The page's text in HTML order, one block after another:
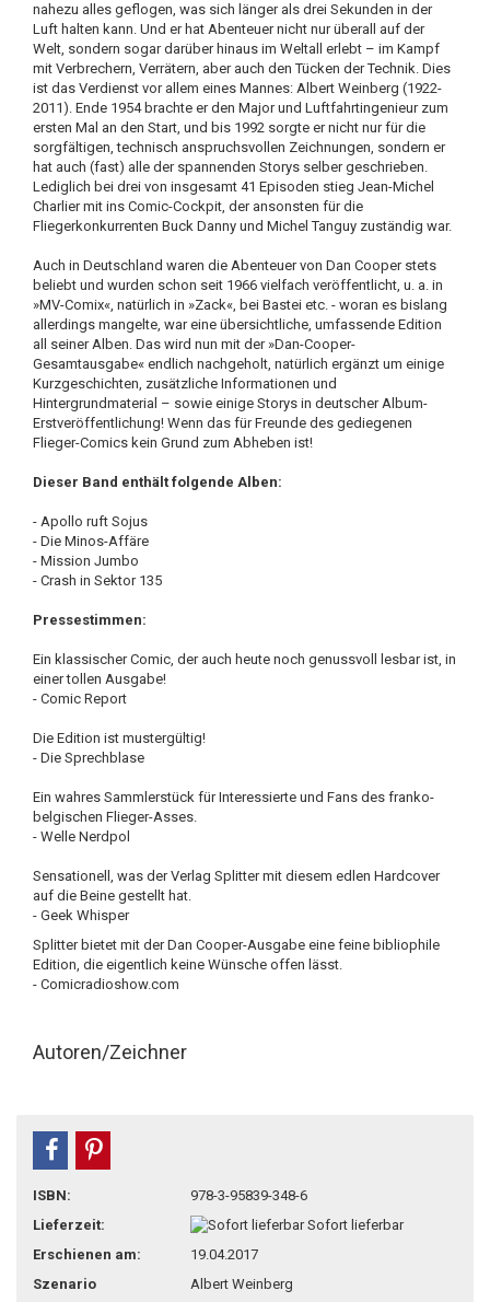
nahezu alles geflogen, was sich länger als drei Sekunden in der
Luft halten kann. Und er hat Abenteuer nicht nur überall auf der
Welt, sondern sogar darüber hinaus im Weltall erlebt – im Kampf
mit Verbrechern, Verrätern, aber auch den Tücken der Technik. Dies
ist das Verdienst vor allem eines Mannes: Albert Weinberg (1922-
2011). Ende 1954 brachte er den Major und Luftfahrtingenieur zum
ersten Mal an den Start, und bis 1992 sorgte er nicht nur für die
sorgfältigen, technisch anspruchsvollen Zeichnungen, sondern er
hat auch (fast) alle der spannenden Storys selber geschrieben.
Lediglich bei drei von insgesamt 41 Episoden stieg Jean-Michel
Charlier mit ins Comic-Cockpit, der ansonsten für die
Fliegerkonkurrenten Buck Danny und Michel Tanguy zuständig war.
Auch in Deutschland waren die Abenteuer von Dan Cooper stets
beliebt und wurden schon seit 1966 vielfach veröffentlicht, u. a. in
»MV-Comix«, natürlich in »Zack«, bei Bastei etc. - woran es bislang
allerdings mangelte, war eine übersichtliche, umfassende Edition
all seiner Alben. Das wird nun mit der »Dan-Cooper-
Gesamtausgabe« endlich nachgeholt, natürlich ergänzt um einige
Kurzgeschichten, zusätzliche Informationen und
Hintergrundmaterial – sowie einige Storys in deutscher Album-
Erstveröffentlichung! Wenn das für Freunde des gediegenen
Flieger-Comics kein Grund zum Abheben ist!
Dieser Band enthält folgende Alben:
- Apollo ruft Sojus
- Die Minos-Affäre
- Mission Jumbo
- Crash in Sektor 135
Pressestimmen:
Ein klassischer Comic, der auch heute noch genussvoll lesbar ist, in
einer tollen Ausgabe!
- Comic Report
Die Edition ist mustergültig!
- Die Sprechblase
Ein wahres Sammlerstück für Interessierte und Fans des franko-
belgischen Flieger-Asses.
- Welle Nerdpol
Sensationell, was der Verlag Splitter mit diesem edlen Hardcover
auf die Beine gestellt hat.
- Geek Whisper
Splitter bietet mit der Dan Cooper-Ausgabe eine feine bibliophile
Edition, die eigentlich keine Wünsche offen lässt.
- Comicradioshow.com
Autoren/Zeichner
teilen
ISBN:
978-3-95839-348-6
Lieferzeit:
Sofort lieferbar
Erschienen am:
19.04.2017
Szenario
Albert Weinberg